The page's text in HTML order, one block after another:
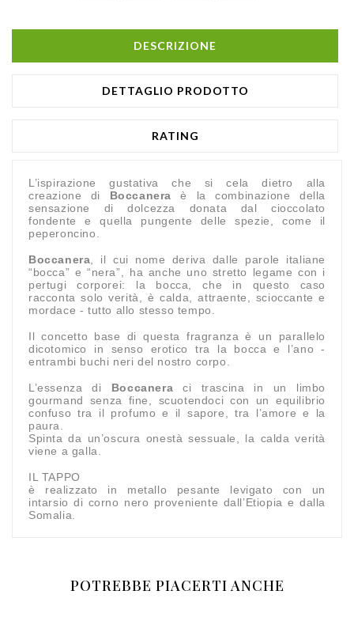
DESCRIZIONE
DETTAGLIO PRODOTTO
RATING
L’ispirazione gustativa che si cela dietro alla
creazione di Boccanera è la combinazione della
sensazione di dolcezza donata dal cioccolato
fondente e quella pungente delle spezie, come il
peperoncino.
Boccanera, il cui nome deriva dalle parole italiane
“bocca” e “nera”, ha anche uno stretto legame con i
pertugi corporei: la bocca, che in questo caso
racconta solo verità, è calda, attraente, scioccante e
mordace - tutto allo stesso tempo.
Il concetto base di questa fragranza è un parallelo
dicotomico in senso erotico tra la bocca e l’ano -
entrambi buchi neri del nostro corpo.
L’essenza di Boccanera ci trascina in un limbo
gourmand senza fine, scuotendoci con un equilibrio
confuso tra il profumo e il sapore, tra l’amore e la
paura.
Spinta da un’oscura onestà sessuale, la calda verità
viene a galla.
IL TAPPO
è realizzato in metallo pesante levigato con un
intarsio di corno nero proveniente dall’Etiopia e dalla
Somalia.
POTREBBE PIACERTI ANCHE